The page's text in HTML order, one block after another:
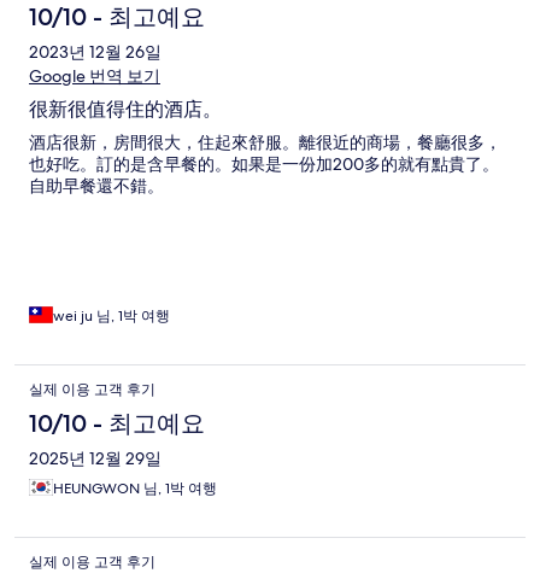
10/10 - 최고예요
2023년 12월 26일
Google 번역 보기
很新很值得住的酒店。
酒店很新，房間很大，住起來舒服。離很近的商場，餐廳很多，
也好吃。訂的是含早餐的。如果是一份加200多的就有點貴了。
自助早餐還不錯。
wei ju 님, 1박 여행
실제 이용 고객 후기
10/10 - 최고예요
2025년 12월 29일
HEUNGWON 님, 1박 여행
실제 이용 고객 후기